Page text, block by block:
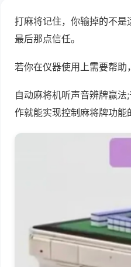
打麻将记住，你输掉的不
最后那点信任。
若你在仪器使用上需要帮助
自动麻将机听声音辨牌赢
作就能实现控制麻将牌功能